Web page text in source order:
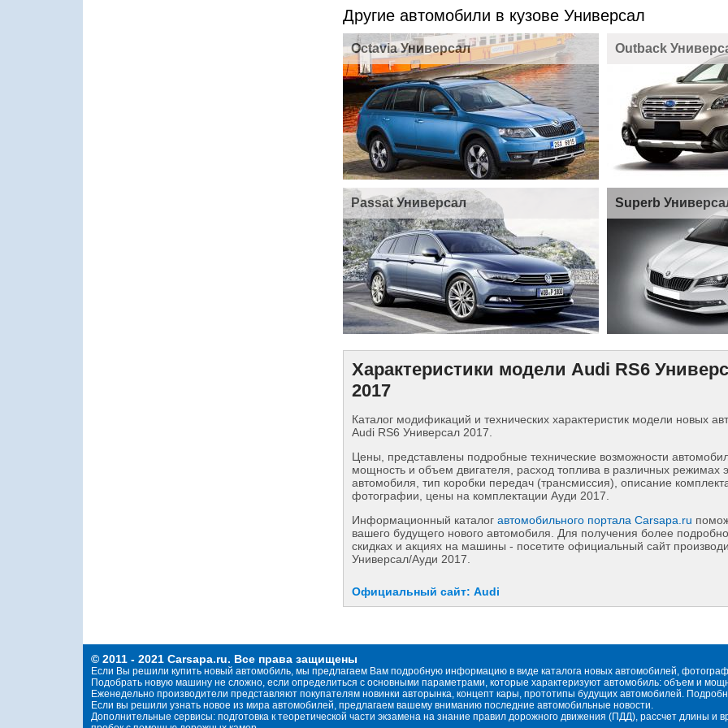
Другие автомобили в кузове Универсал
Octavia Универсал Outback
Passat Универсал Superb
Характеристики модели Audi RS6
2017
Каталог модификаций и технических характеристик модели новых
Audi RS6 Универсал 2017.
Цены, представлены подробные технические возможности
мощность и объем двигателя, расход топлива в различных режимах
автомобиля, тип коробки передач (трансмиссия), описание
фотографии, цены на комплектации Ауди 2017.
Информационный каталог автомобильного портала Carsapa.ru
вашего будущего нового автомобиля. Для получения более
скидках и акциях на машины - посетите официальный сайт
Универсал/Ауди 2017.
Официальный сайт: Audi
© 2011 - 2021 Carsapa.ru. Все права защищены
Если Вы решили купить новый автомобиль, мы предлагаем Вам подробную информацию в виде каталога новых автомобилей,
Подобрать новую машину не сложно, если определиться с основными параметрами, которые характеризуют автомобиль: объем и
Еженедельно производители представляют покупателям новинки авторынка, концепт кары, прототипы будущих автомобилей.
Если вы решили узнать новое из мира автомобилей, предлагаем вашему вниманию последние автомобильные новости.
Дополнительные сервисы: подготовка к теоретической части экзамена на знание правил дорожного движения (ПДД), рассчет длины